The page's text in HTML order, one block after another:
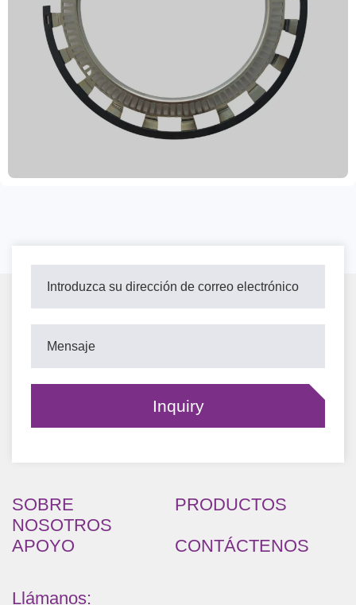
procesos de mecanizado de precisión, que incluyen torneado y
rectificado, y están disponibles en una variedad de colores, como
gris, negro, metalizado y dorado. Fabricados en acero y
pulvimetalurgia, son fiables y cuentan con las certificaciones
IATF TS16949 y R90 E-mark. Nuestros productos ofrecen alto
rendimiento, resistencia a la decoloración, larga vida útil y son
ecológicos, con una amplia variedad de opciones disponibles.
Ofrecemos diversas opciones de envío y embalaje, como cajas,
cartones, palés y envío a granel. Las medidas de prevención de
enfoque centrado en el cliente nos permite aceptar pedidos de
SOBRE
NOSOTROS
PRODUCTOS
APOYO CONTÁCTENOS
Llámanos: